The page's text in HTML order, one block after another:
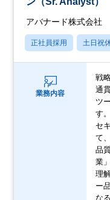
アバナード株式会社
正社員採用 土日祝
業務内容
戦
通
ツ
す。
セ
て
品
業
理
ー
なる